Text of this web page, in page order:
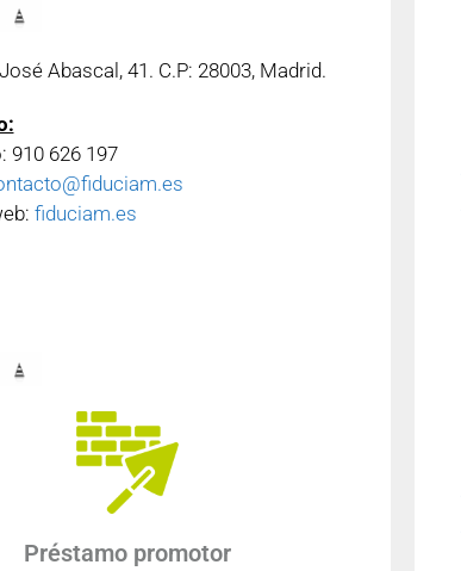
Abascal, 41. C.P: 28003, Madrid.
910 626 197
fiduciam.es
Préstamo promotor